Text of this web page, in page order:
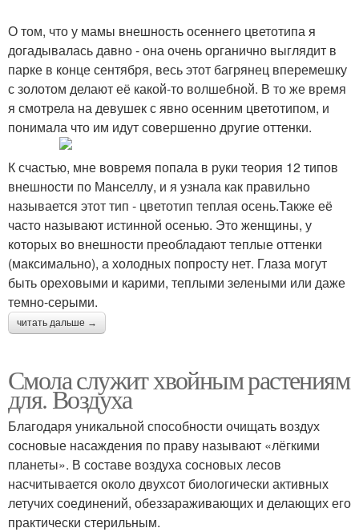
О том, что у мамы внешность осеннего цветотипа я
догадывалась давно - она очень органично выглядит в
парке в конце сентября, весь этот багрянец вперемешку
с золотом делают её какой-то волшебной. В то же время
я смотрела на девушек с явно осенним цветотипом, и
понимала что им идут совершенно другие оттенки.
К счастью, мне вовремя попала в руки теория 12 типов
внешности по Манселлу, и я узнала как правильно
называется этот тип - цветотип теплая осень.Также её
часто называют истинной осенью. Это женщины, у
которых во внешности преобладают теплые оттенки
(максимально), а холодных попросту нет. Глаза могут
быть ореховыми и карими, теплыми зелеными или даже
темно-серыми.
читать дальше →
Смола служит хвойным растениям
для. Воздуха
Благодаря уникальной способности очищать воздух
сосновые насаждения по праву называют «лёгкими
планеты». В составе воздуха сосновых лесов
насчитывается около двухсот биологически активных
летучих соединений, обеззараживающих и делающих его
практически стерильным.